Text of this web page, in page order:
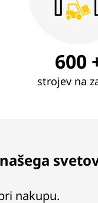
600
strojev na
nakupu.